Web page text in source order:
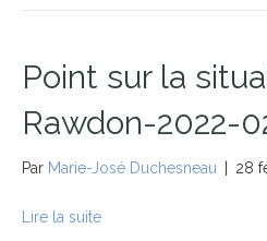
Point sur la
Rawdon-2022-
Par Marie-José Duchesneau 28
Lire la suite